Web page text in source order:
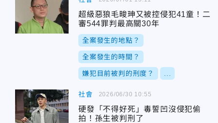
超級惡狼毛畯珅又被控侵犯41童！二
審544罪判最高關30年
全案發生的地點？
全案發生的時間？
嫌犯目前被判的刑度？
社會
硬發「不得好死」毒誓凹沒侵犯偷
拍！孫生被判刑了
2026/06/30 10:55